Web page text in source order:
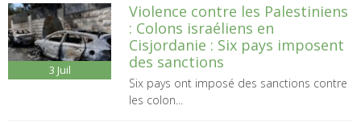
3 Juil
Violence contre les Palestiniens
: Colons israéliens en
Cisjordanie : Six pays imposent
des sanctions
Six pays ont imposé des sanctions contre
les colon...